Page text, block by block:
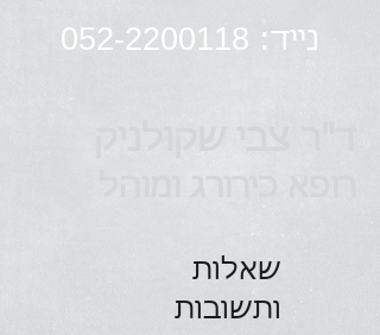
נייד: 052-2200118
שאלות
ותשובות